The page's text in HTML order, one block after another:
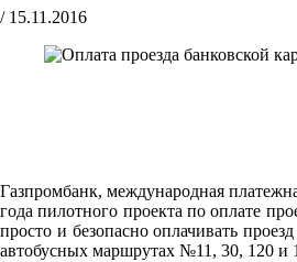
/ 15.11.2016
Газпромбанк, международная
года пилотного проекта по оплате
просто и безопасно оплачивать
автобусных маршрутах №11, 30, 120